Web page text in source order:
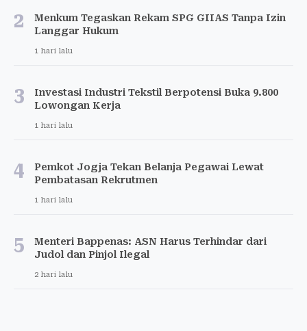
2
Menkum Tegaskan Rekam SPG GIIAS Tanpa Izin
Langgar Hukum
1 hari lalu
3
Investasi Industri Tekstil Berpotensi Buka 9.800
Lowongan Kerja
1 hari lalu
4
Pemkot Jogja Tekan Belanja Pegawai Lewat
Pembatasan Rekrutmen
1 hari lalu
5
Menteri Bappenas: ASN Harus Terhindar dari
Judol dan Pinjol Ilegal
2 hari lalu